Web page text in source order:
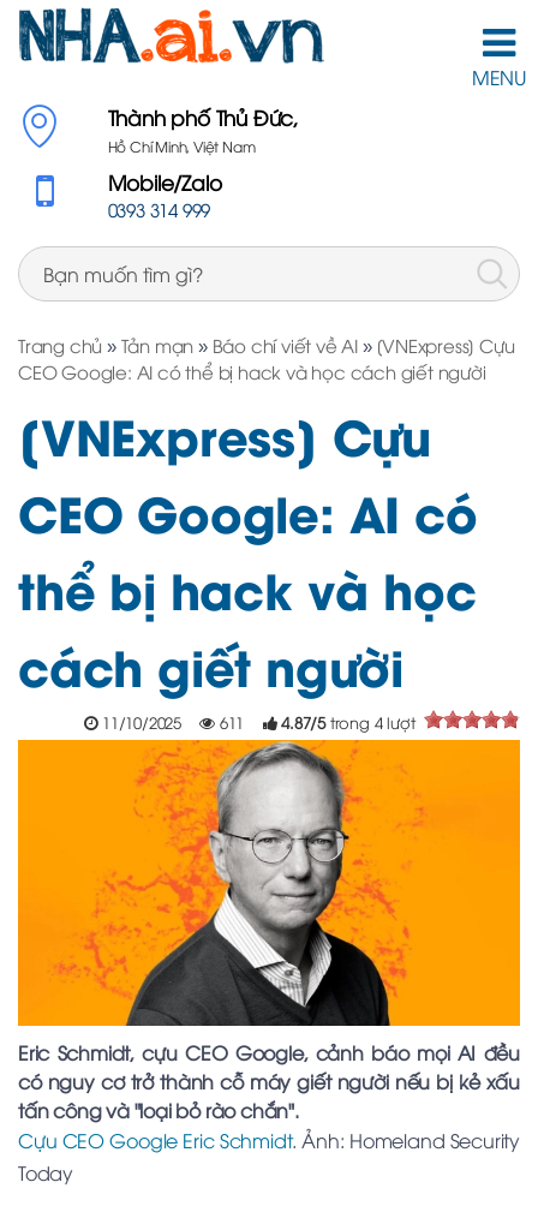
MENU
Thành phố Thủ Đức,
Hồ Chí Minh, Việt Nam
Mobile/Zalo
0393 314 999
Trang chủ » Tản mạn » Báo chí viết về AI » [VNExpress] Cựu
CEO Google: AI có thể bị hack và học cách giết người
[VNExpress] Cựu
CEO Google: AI có
thể bị hack và học
cách giết người
11/10/2025 611 4.87/5 trong 4lượt
Eric Schmidt, cựu CEO Google, cảnh báo mọi AI đều
có nguy cơ trở thành cỗ máy giết người nếu bị kẻ xấu
tấn công và "loại bỏ rào chắn".
Cựu CEO Google Eric Schmidt. Ảnh: Homeland Security
Today